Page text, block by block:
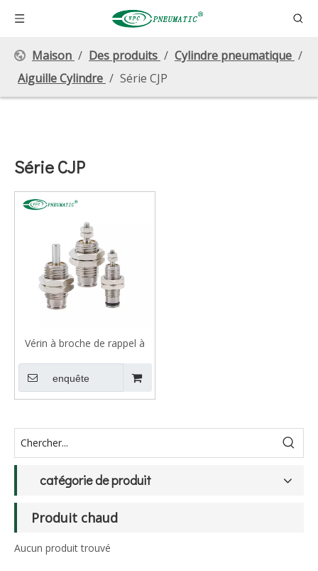
Maison / Des produits / Cylindre pneumatique /
Aiguille Cylindre / Série CJP
Série CJP
Vérin à broche de rappel à
enquête
catégorie de produit
Produit chaud
Aucun produit trouvé